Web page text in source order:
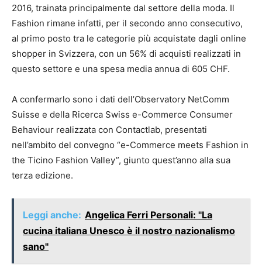
2016, trainata principalmente dal settore della moda. Il
Fashion rimane infatti, per il secondo anno consecutivo,
al primo posto tra le categorie più acquistate dagli online
shopper in Svizzera, con un 56% di acquisti realizzati in
questo settore e una spesa media annua di 605 CHF.
A confermarlo sono i dati dell’Observatory NetComm
Suisse e della Ricerca Swiss e-Commerce Consumer
Behaviour realizzata con Contactlab, presentati
nell’ambito del convegno “e-Commerce meets Fashion in
the Ticino Fashion Valley”, giunto quest’anno alla sua
terza edizione.
Leggi anche: Angelica Ferri Personali: "La
cucina italiana Unesco è il nostro nazionalismo
sano"